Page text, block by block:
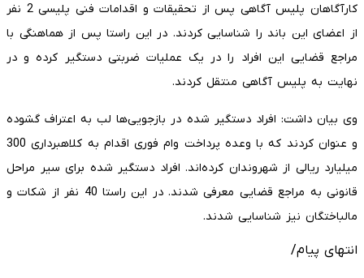
کارآگاهان پلیس آگاهی پس از تحقیقات و اقدامات فنی پلیسی 2 نفر
از اعضای این باند را شناسایی کردند. در این راستا پس از هماهنگی با
مراجع قضایی این افراد را در یک عملیات ضربتی دستگیر کرده و در
نهایت به پلیس آگاهی منتقل کردند.
وی بیان داشت: افراد دستگیر شده در بازجویی‌ها لب به اعتراف گشوده
و عنوان کردند که با وعده پرداخت وام فوری اقدام به کلاهبرداری 300
میلیارد ریالی از شهروندان کرده‌اند. افراد دستگیر شده برای سیر مراحل
قانونی به مراجع قضایی معرفی شدند. در این راستا 40 نفر از شکات و
مالباختگان نیز شناسایی شدند.
انتهای پیام/